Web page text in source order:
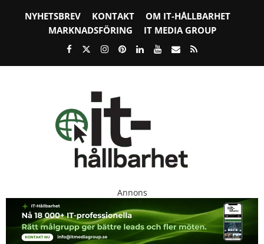
NYHETSBREV KONTAKT
OM IT-HÅLLBARHET
MARKNADSFÖRING
IT MEDIA GROUP
Annons